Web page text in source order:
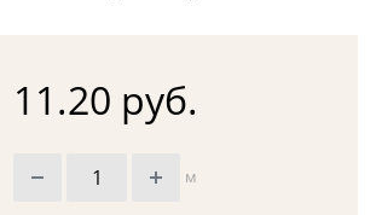
11.20 руб.
м